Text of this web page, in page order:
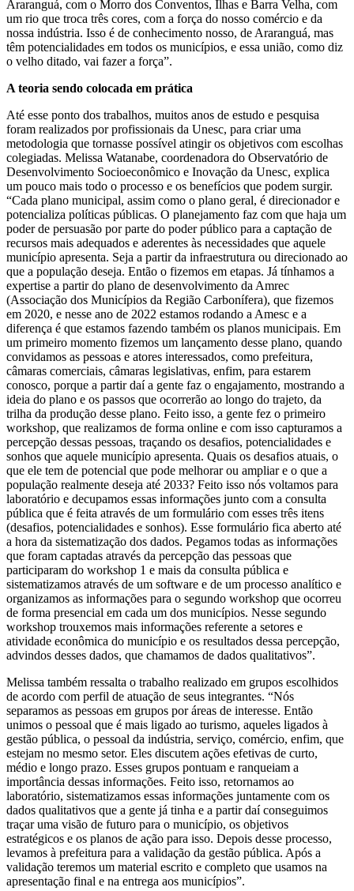
Araranguá, com o Morro dos Conventos, Ilhas e Barra Velha, com
um rio que troca três cores, com a força do nosso comércio e da
nossa indústria. Isso é de conhecimento nosso, de Araranguá, mas
têm potencialidades em todos os municípios, e essa união, como diz
o velho ditado, vai fazer a força”.
A teoria sendo colocada em prática
Até esse ponto dos trabalhos, muitos anos de estudo e pesquisa
foram realizados por profissionais da Unesc, para criar uma
metodologia que tornasse possível atingir os objetivos com escolhas
colegiadas. Melissa Watanabe, coordenadora do Observatório de
Desenvolvimento Socioeconômico e Inovação da Unesc, explica
um pouco mais todo o processo e os benefícios que podem surgir.
“Cada plano municipal, assim como o plano geral, é direcionador e
potencializa políticas públicas. O planejamento faz com que haja um
poder de persuasão por parte do poder público para a captação de
recursos mais adequados e aderentes às necessidades que aquele
município apresenta. Seja a partir da infraestrutura ou direcionado ao
que a população deseja. Então o fizemos em etapas. Já tínhamos a
expertise a partir do plano de desenvolvimento da Amrec
(Associação dos Municípios da Região Carbonífera), que fizemos
em 2020, e nesse ano de 2022 estamos rodando a Amesc e a
diferença é que estamos fazendo também os planos municipais. Em
um primeiro momento fizemos um lançamento desse plano, quando
convidamos as pessoas e atores interessados, como prefeitura,
câmaras comerciais, câmaras legislativas, enfim, para estarem
conosco, porque a partir daí a gente faz o engajamento, mostrando a
ideia do plano e os passos que ocorrerão ao longo do trajeto, da
trilha da produção desse plano. Feito isso, a gente fez o primeiro
workshop, que realizamos de forma online e com isso capturamos a
percepção dessas pessoas, traçando os desafios, potencialidades e
sonhos que aquele município apresenta. Quais os desafios atuais, o
que ele tem de potencial que pode melhorar ou ampliar e o que a
população realmente deseja até 2033? Feito isso nós voltamos para
laboratório e decupamos essas informações junto com a consulta
pública que é feita através de um formulário com esses três itens
(desafios, potencialidades e sonhos). Esse formulário fica aberto até
a hora da sistematização dos dados. Pegamos todas as informações
que foram captadas através da percepção das pessoas que
participaram do workshop 1 e mais da consulta pública e
sistematizamos através de um software e de um processo analítico e
organizamos as informações para o segundo workshop que ocorreu
de forma presencial em cada um dos municípios. Nesse segundo
workshop trouxemos mais informações referente a setores e
atividade econômica do município e os resultados dessa percepção,
advindos desses dados, que chamamos de dados qualitativos”.
Melissa também ressalta o trabalho realizado em grupos escolhidos
de acordo com perfil de atuação de seus integrantes. “Nós
separamos as pessoas em grupos por áreas de interesse. Então
unimos o pessoal que é mais ligado ao turismo, aqueles ligados à
gestão pública, o pessoal da indústria, serviço, comércio, enfim, que
estejam no mesmo setor. Eles discutem ações efetivas de curto,
médio e longo prazo. Esses grupos pontuam e ranqueiam a
importância dessas informações. Feito isso, retornamos ao
laboratório, sistematizamos essas informações juntamente com os
dados qualitativos que a gente já tinha e a partir daí conseguimos
traçar uma visão de futuro para o município, os objetivos
estratégicos e os planos de ação para isso. Depois desse processo,
levamos à prefeitura para a validação da gestão pública. Após a
validação teremos um material escrito e completo que usamos na
apresentação final e na entrega aos municípios”.